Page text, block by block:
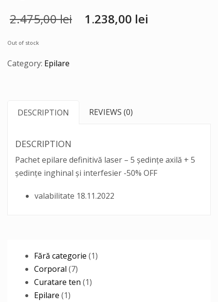
2.475,00lei 1.238,00 lei
Out of stock
Category: Epilare
DESCRIPTION REVIEWS (0)
DESCRIPTION
Pachet epilare definitivă laser – 5 ședințe axilă + 5
ședințe inghinal și interfesier -50% OFF
valabilitate 18.11.2022
Fără categorie 11
Corporal 77
products
Curatare ten 11
Epilare 11